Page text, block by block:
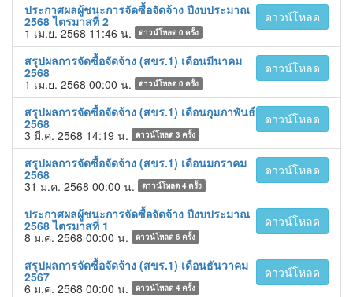
ดาวน์โหลด
ประกาศผลผู้ชนะการจัดซื้อจัดจ้าง ปีงบประมาณ
2568 ไตรมาสที่ 2
1 เม.ย. 2568 11:46 น. ดาวน์โหลด 0ครั้ง
ดาวน์โหลด
สรุปผลการจัดซื้อจัดจ้าง (สขร.1) เดือนมีนาคม
2568
1 เม.ย. 2568 00:00 น. ดาวน์โหลด 0ครั้ง
ดาวน์โหลด
สรุปผลการจัดซื้อจัดจ้าง (สขร.1) เดือนกุมภาพันธ์
2568
3 มี.ค. 2568 14:19 น. ดาวน์โหลด 3ครั้ง
ดาวน์โหลด
สรุปผลการจัดซื้อจัดจ้าง (สขร.1) เดือนมกราคม
2568
31 ม.ค. 2568 00:00 น. ดาวน์โหลด 4ครั้ง
ดาวน์โหลด
ประกาศผลผู้ชนะการจัดซื้อจัดจ้าง ปีงบประมาณ
2568 ไตรมาสที่ 1
8 ม.ค. 2568 00:00 น. ดาวน์โหลด 6ครั้ง
ดาวน์โหลด
สรุปผลการจัดซื้อจัดจ้าง (สขร.1) เดือนธันวาคม
2567
6 ม.ค. 2568 00:00 น. ดาวน์โหลด 4ครั้ง